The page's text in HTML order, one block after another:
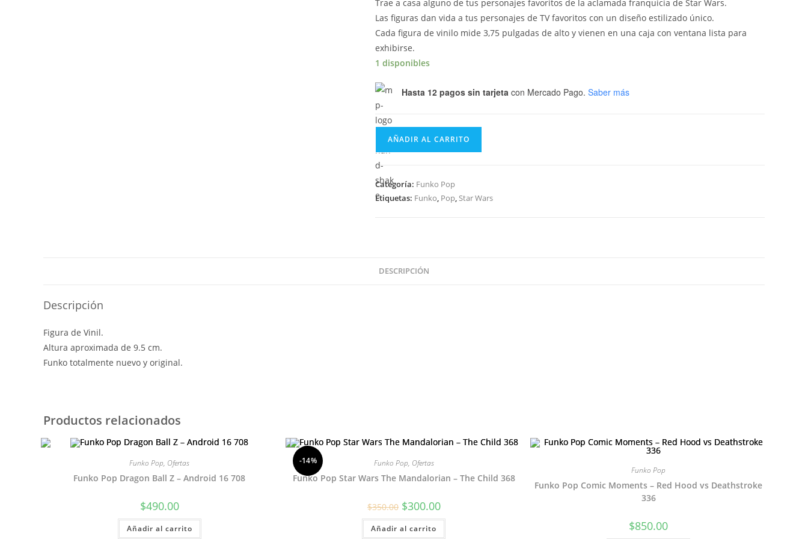
Trae a casa alguno de tus personajes favoritos de la aclamada franquicia de Star Wars.
Las figuras dan vida a tus personajes de TV favoritos con un diseño estilizado único.
Cada figura de vinilo mide 3,75 pulgadas de alto y vienen en una caja con ventana lista para
exhibirse.
1 disponibles
Hasta 12 pagos sin tarjeta con Mercado Pago. Saber más
Funko
Star
Wars
-
AÑADIR AL CARRITO
Categoría: Funko Pop
Etiquetas: Funko, Pop,Star Wars
DESCRIPCIÓN
Descripción
Figura de Vinil.
Altura aproximada de 9.5 cm.
Funko totalmente nuevo y original.
Productos relacionados
Funko Pop, Ofertas
Funko Pop Dragon Ball Z – Android 16 708
$490.00
Añadir al carrito
-14% Funko Pop, Ofertas
Funko Pop Star Wars The Mandalorian – The Child 368
$350.00 El
precio
original
era:
$300.00El
precio
actual
Añadir al carrito
Funko Pop
Funko Pop Comic Moments – Red Hood vs Deathstroke
336
$850.00